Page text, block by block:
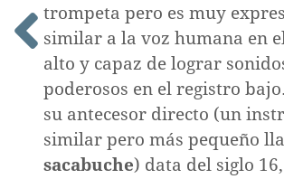
trompeta pero es muy
similar a la voz humana en
alto y capaz de lograr
poderosos en el registro
su antecesor directo (un
similar pero más pequeño
sacabuche) data del siglo